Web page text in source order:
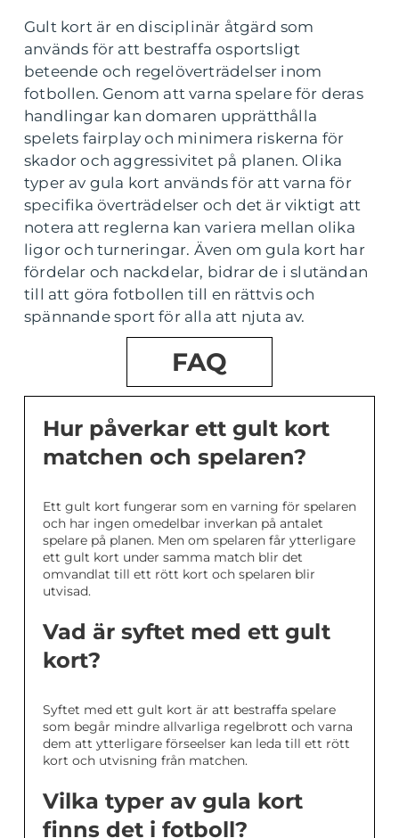
Gult kort är en disciplinär åtgärd som
används för att bestraffa osportsligt
beteende och regelöverträdelser inom
fotbollen. Genom att varna spelare för deras
handlingar kan domaren upprätthålla
spelets fairplay och minimera riskerna för
skador och aggressivitet på planen. Olika
typer av gula kort används för att varna för
specifika överträdelser och det är viktigt att
notera att reglerna kan variera mellan olika
ligor och turneringar. Även om gula kort har
fördelar och nackdelar, bidrar de i slutändan
till att göra fotbollen till en rättvis och
spännande sport för alla att njuta av.
FAQ
Hur påverkar ett gult kort
matchen och spelaren?
Ett gult kort fungerar som en varning för spelaren
och har ingen omedelbar inverkan på antalet
spelare på planen. Men om spelaren får ytterligare
ett gult kort under samma match blir det
omvandlat till ett rött kort och spelaren blir
utvisad.
Vad är syftet med ett gult
kort?
Syftet med ett gult kort är att bestraffa spelare
som begår mindre allvarliga regelbrott och varna
dem att ytterligare förseelser kan leda till ett rött
kort och utvisning från matchen.
Vilka typer av gula kort
finns det i fotboll?